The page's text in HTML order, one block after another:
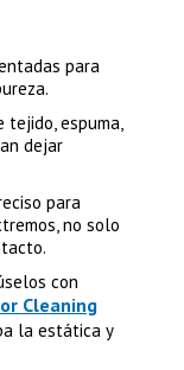
para
espuma,
dejar
para
no solo
con
Cleaning
la estática y